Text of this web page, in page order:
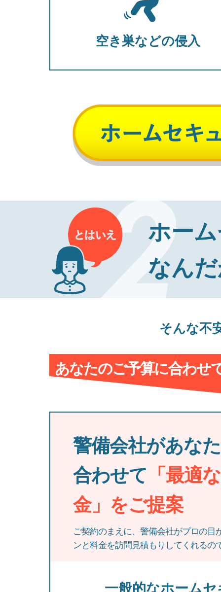
空き巣などの侵入
ホー
なん
そんな不
あなたのご予算に合わせ
警備会社があな
合わせて 「最適
金」をご提案
ご契約のまえに、警備会社がプロの目
ンと料金を訪問見積もりしてくれるの
一般的なホーム